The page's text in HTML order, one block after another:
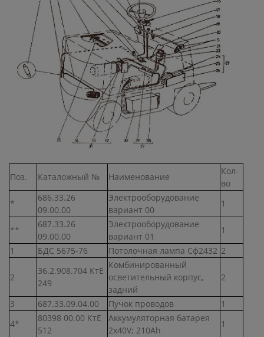
Поз. Каталожный № Наименование
Кол-
во
*
686.33.26
09.00.00
Электрооборудование
вариант 00
1
**
687.33.26
09.00.00
Электрооборудование
вариант 01
1
1
БДС 5675-76 Потолочная лампа Сф2432 2
2
36.2.908.704 КтЕ
249
Комбинированный
осветительный корпус,
задний
2
3 687.33.09.04.00 Пучок проводов
1
4*
80398 00.00 КтЕ
512
Аккумуляторная батарея
2х40V; 210Аh
1